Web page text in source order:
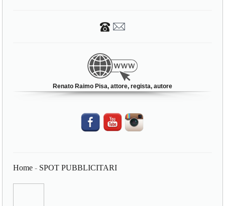
Renato Raimo Pisa, attore, regista, autore
Home - SPOT PUBBLICITARI